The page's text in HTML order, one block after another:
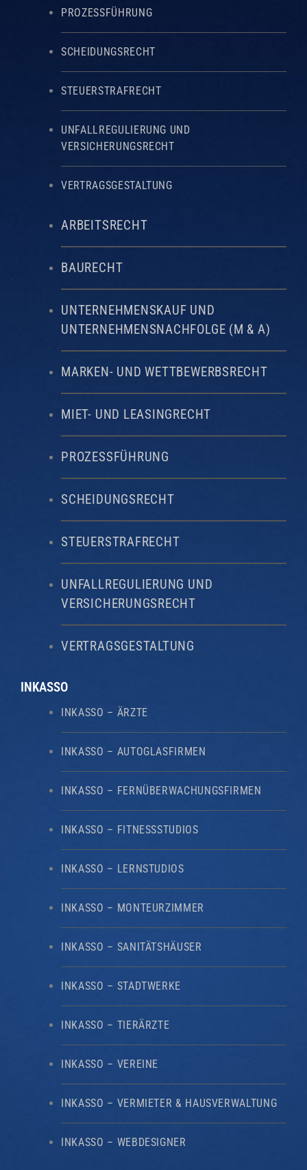
PROZESSFÜHRUNG
SCHEIDUNGSRECHT
STEUERSTRAFRECHT
UNFALLREGULIERUNG UND
VERSICHERUNGSRECHT
VERTRAGSGESTALTUNG
ARBEITSRECHT
BAURECHT
UNTERNEHMENSKAUF UND
UNTERNEHMENSNACHFOLGE (M & A)
MARKEN- UND WETTBEWERBSRECHT
MIET- UND LEASINGRECHT
PROZESSFÜHRUNG
SCHEIDUNGSRECHT
STEUERSTRAFRECHT
UNFALLREGULIERUNG UND
VERSICHERUNGSRECHT
VERTRAGSGESTALTUNG
INKASSO
INKASSO – ÄRZTE
INKASSO – AUTOGLASFIRMEN
INKASSO – FERNÜBERWACHUNGSFIRMEN
INKASSO – FITNESSSTUDIOS
INKASSO – LERNSTUDIOS
INKASSO – MONTEURZIMMER
INKASSO – SANITÄTSHÄUSER
INKASSO – STADTWERKE
INKASSO – TIERÄRZTE
INKASSO – VEREINE
INKASSO – VERMIETER & HAUSVERWALTUNG
INKASSO – WEBDESIGNER